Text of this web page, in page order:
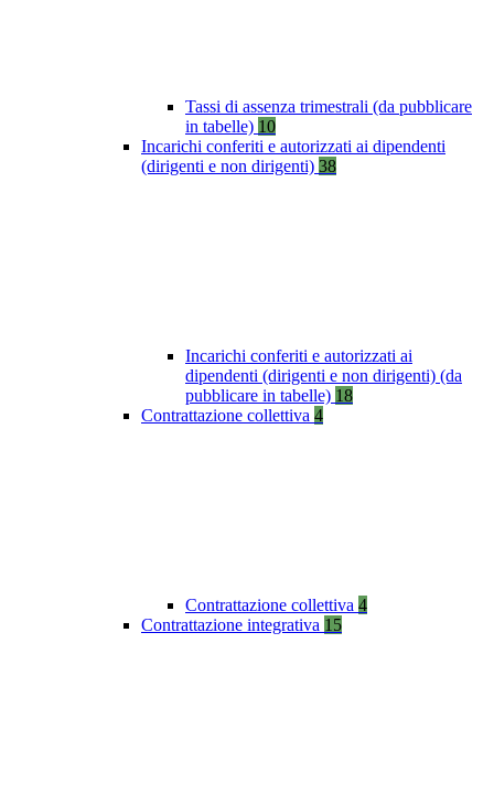
Tassi di assenza trimestrali (da pubblicare
in tabelle) 10
Incarichi conferiti e autorizzati ai dipendenti
(dirigenti e non dirigenti) 38
Incarichi conferiti e autorizzati ai
dipendenti (dirigenti e non dirigenti) (da
pubblicare in tabelle) 18
Contrattazione collettiva 4
Contrattazione collettiva 4
Contrattazione integrativa 15